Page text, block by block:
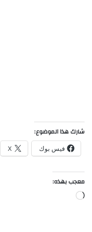
شارك هذا الموضوع:
فيس بوك X
معجب بهذه:
جاري